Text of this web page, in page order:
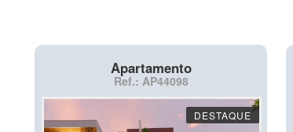
Apartamento
Ref.: AP44098
DESTAQUE